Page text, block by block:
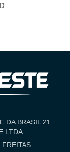
DA BRASIL 21
LTDA
FREITAS